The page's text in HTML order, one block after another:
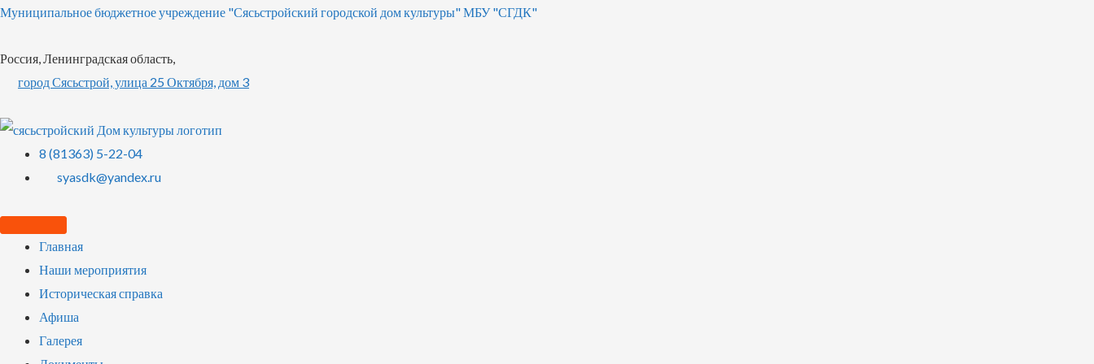
Муниципальное бюджетное учреждение "Сясьстройский городской дом культуры" МБУ "СГДК"
Россия, Ленинградская область,
город Сясьстрой, улица 25 Октября, дом 3
8 (81363) 5-22-04
syasdk@yandex.ru
Главная
Наши мероприятия
Историческая справка
Афиша
Галерея